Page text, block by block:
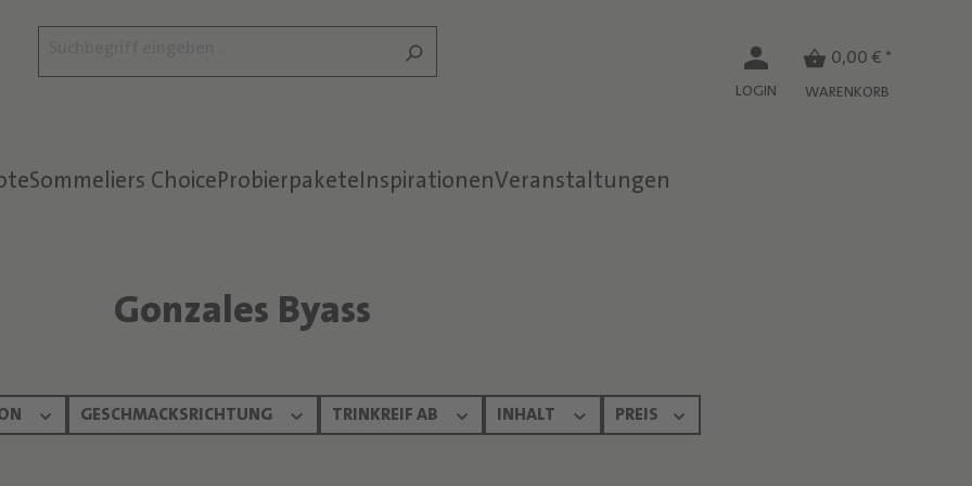
LOGIN
0,00 € *
WARENKORB
Sommeliers ChoiceProbierpaketeInspirationenVeranstaltungen
Gonzales Byass
GESCHMACKSRICHTUNG TRINKREIF AB INHALT PREIS